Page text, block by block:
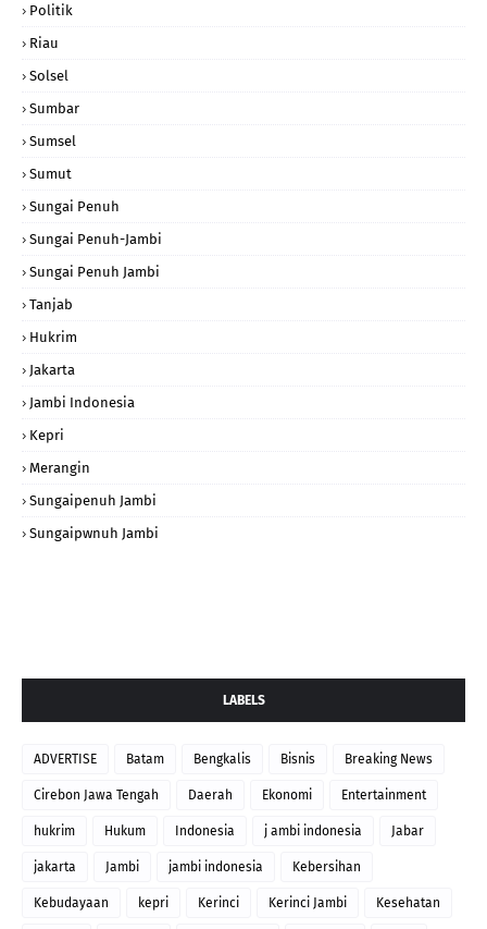
Politik
Riau
Solsel
Sumbar
Sumsel
Sumut
Sungai Penuh
Sungai Penuh-Jambi
Sungai Penuh Jambi
Tanjab
Hukrim
Jakarta
Jambi Indonesia
Kepri
Merangin
Sungaipenuh Jambi
Sungaipwnuh Jambi
LABELS
ADVERTISE Batam Bengkalis Bisnis Breaking News
Cirebon Jawa Tengah Daerah Ekonomi Entertainment
hukrim Hukum Indonesia j ambi indonesia Jabar
jakarta Jambi jambi indonesia Kebersihan
Kebudayaan kepri Kerinci Kerinci Jambi Kesehatan